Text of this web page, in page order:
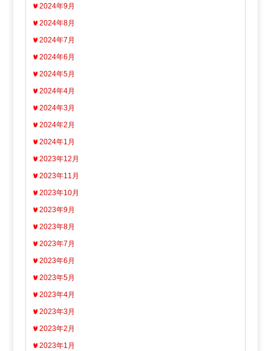
2024年9月
2024年8月
2024年7月
2024年6月
2024年5月
2024年4月
2024年3月
2024年2月
2024年1月
2023年12月
2023年11月
2023年10月
2023年9月
2023年8月
2023年7月
2023年6月
2023年5月
2023年4月
2023年3月
2023年2月
2023年1月